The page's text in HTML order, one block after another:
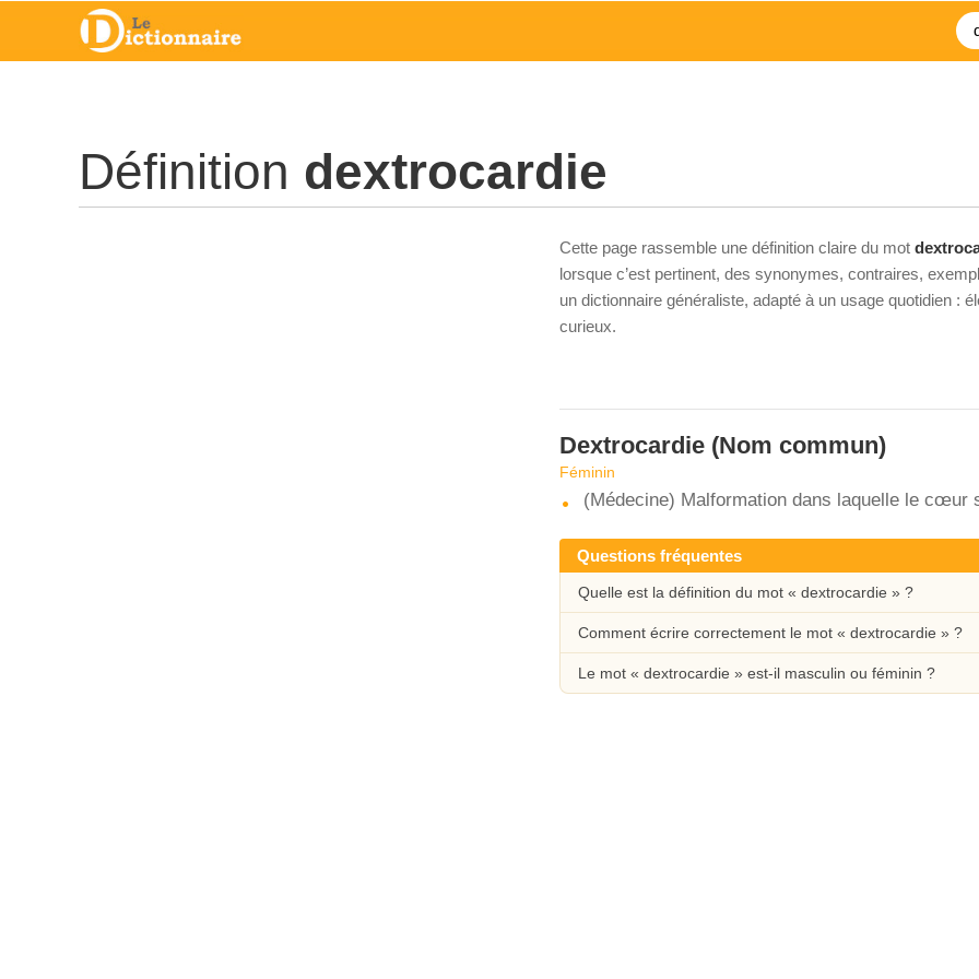
Définition dextrocardie
Cette page rassemble une définition claire du mot
lorsque c’est pertinent, des synonymes, contraires,
un dictionnaire généraliste, adapté à un usage quotidien :
curieux.
Dextrocardie (Nom commun)
Féminin
(Médecine) Malformation dans laquelle le cœur
Questions fréquentes
Quelle est la définition du mot « dextrocardie » ?
Comment écrire correctement le mot « dextrocardie » ?
Le mot « dextrocardie » est-il masculin ou féminin ?